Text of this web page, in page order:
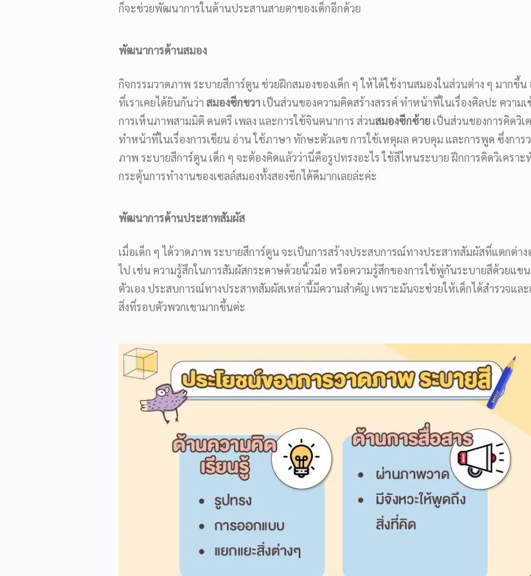
ก็จะช่วยพัฒนาการในด้านประสานสายตาของเด็กอีกด้วย
พัฒนาการด้านสมอง
กิจกรรมวาดภาพ ระบายสีการ์ตูน ช่วยฝึกสมองของเด็ก ๆ ให้ได้ใช้งานสมองในส่วนต่าง ๆ มากขึ้น
ที่เราเคยได้ยินกันว่า สมองซีกขวาเป็นส่วนของความคิดสร้างสรรค์ ทำหน้าที่ในเรื่องศิลปะ ความเ
การเห็นภาพสามมิติ ดนตรี เพลง และการใช้จินตนาการ ส่วนสมองซีกซ้ายเป็นส่วนของการคิดวิเ
ทำหน้าที่ในเรื่องการเขียน อ่าน ใช้ภาษา ทักษะตัวเลข การใช้เหตุผล ควบคุม และการพูด ซึ่งการ
ภาพ ระบายสีการ์ตูน เด็ก ๆ จะต้องคิดแล้วว่านี่คือรูปทรงอะไร ใช้สีไหนระบาย ฝึกการคิดวิเคราะ
กระตุ้นการทำงานของเซลล์สมองทั้งสองซีกได้ดีมากเลยล่ะค่ะ
พัฒนาการด้านประสาทสัมผัส
เมื่อเด็ก ๆ ได้วาดภาพ ระบายสีการ์ตูน จะเป็นการสร้างประสบการณ์ทางประสาทสัมผัสที่แตกต่าง
ไป เช่น ความรู้สึกในการสัมผัสกระดาษด้วยนิ้วมือ หรือความรู้สึกของการใช้พู่กันระบายสีด้วยแข
ตัวเอง ประสบการณ์ทางประสาทสัมผัสเหล่านี้มีความสำคัญ เพราะมันจะช่วยให้เด็กได้สำรวจและ
สิ่งที่รอบตัวพวกเขามากขึ้นค่ะ